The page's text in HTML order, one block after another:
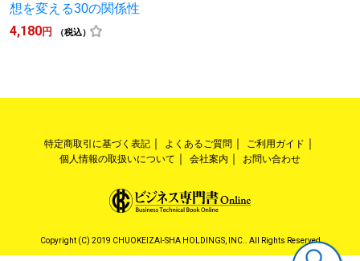
想を変える30の関係性
4,180円 （税込）
特定商取引に基づく表記 よくあるご質問
ご利用ガイド
個人情報の取扱いについて
会社案内 お問い合わせ
Copyright (C) 2019 CHUOKEIZAI-SHA HOLDINGS, INC.. All Rights Reserved